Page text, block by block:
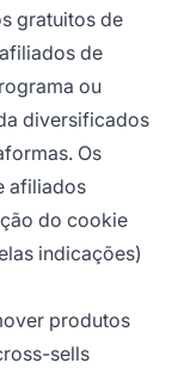
gratuitos de
de
ou
diversificados
Os
afiliados
do cookie
indicações)
produtos
sells